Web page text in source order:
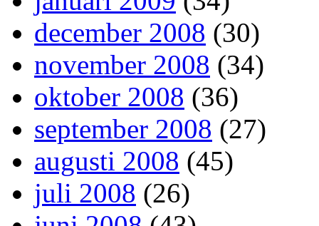
december 2008 (30)
november 2008 (34)
oktober 2008 (36)
september 2008 (27)
augusti 2008 (45)
juli 2008 (26)